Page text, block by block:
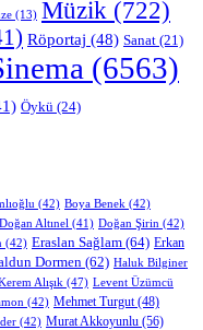
(13) Müzik (722)
Röportaj (48) Sanat (21)
(6563)
Öykü (24)
(42) Boya Benek (42)
Doğan Altınel (41) Doğan Şirin (42)
(42) Eraslan Sağlam (64) Erkan
Dormen (62) Haluk Bilginer
Alışık (47) Levent Üzümcü
(42) Mehmet Turgut (48)
(42) Murat Akkoyunlu (56)